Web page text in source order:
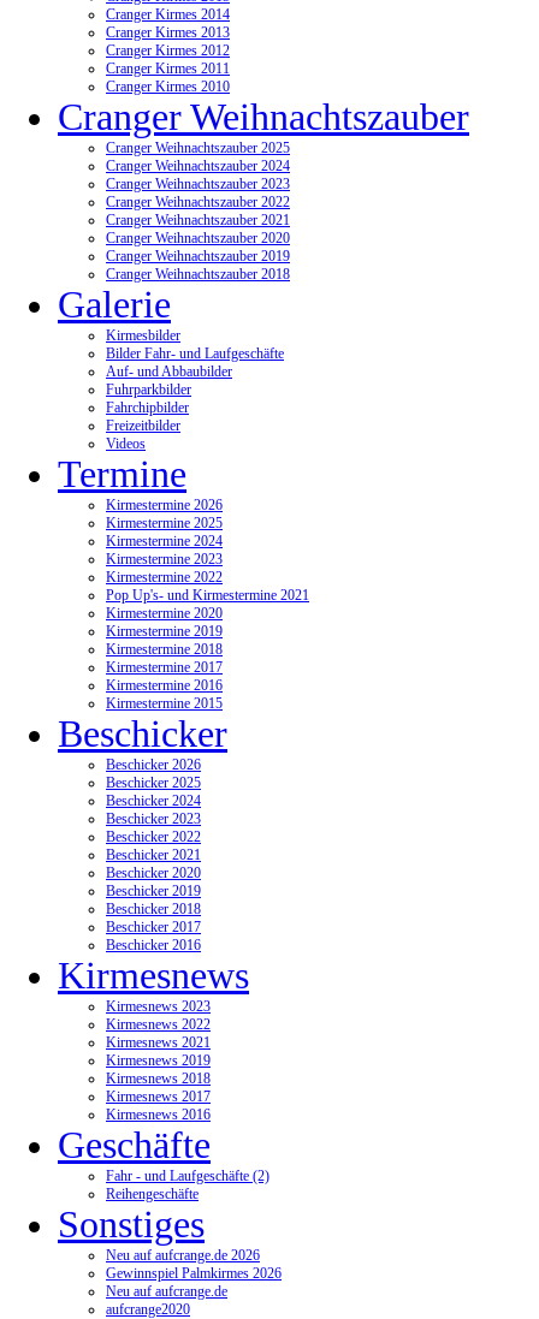
Cranger Kirmes 2014
Cranger Kirmes 2013
Cranger Kirmes 2012
Cranger Kirmes 2011
Cranger Kirmes 2010
Cranger Weihnachtszauber
Cranger Weihnachtszauber 2025
Cranger Weihnachtszauber 2024
Cranger Weihnachtszauber 2023
Cranger Weihnachtszauber 2022
Cranger Weihnachtszauber 2021
Cranger Weihnachtszauber 2020
Cranger Weihnachtszauber 2019
Cranger Weihnachtszauber 2018
Galerie
Kirmesbilder
Bilder Fahr- und Laufgeschäfte
Auf- und Abbaubilder
Fuhrparkbilder
Fahrchipbilder
Freizeitbilder
Videos
Termine
Kirmestermine 2026
Kirmestermine 2025
Kirmestermine 2024
Kirmestermine 2023
Kirmestermine 2022
Pop Up's- und Kirmestermine 2021
Kirmestermine 2020
Kirmestermine 2019
Kirmestermine 2018
Kirmestermine 2017
Kirmestermine 2016
Kirmestermine 2015
Beschicker
Beschicker 2026
Beschicker 2025
Beschicker 2024
Beschicker 2023
Beschicker 2022
Beschicker 2021
Beschicker 2020
Beschicker 2019
Beschicker 2018
Beschicker 2017
Beschicker 2016
Kirmesnews
Kirmesnews 2023
Kirmesnews 2022
Kirmesnews 2021
Kirmesnews 2019
Kirmesnews 2018
Kirmesnews 2017
Kirmesnews 2016
Geschäfte
Fahr - und Laufgeschäfte (2)
Reihengeschäfte
Sonstiges
Neu auf aufcrange.de 2026
Gewinnspiel Palmkirmes 2026
Neu auf aufcrange.de
aufcrange2020